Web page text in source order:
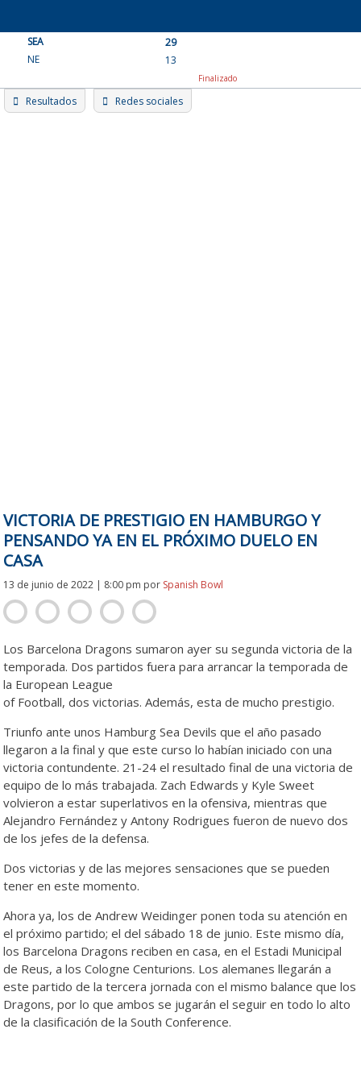
content
SEA
29
NE
13
Finalizado
Resultados Redes sociales
VICTORIA DE PRESTIGIO EN HAMBURGO Y
PENSANDO YA EN EL PRÓXIMO DUELO EN
CASA
13 de junio de 2022 | 8:00 pm por Spanish Bowl
Los Barcelona Dragons sumaron ayer su segunda victoria de la
temporada. Dos partidos fuera para arrancar la temporada de
la European League
of Football, dos victorias. Además, esta de mucho prestigio.
Triunfo ante unos Hamburg Sea Devils que el año pasado
llegaron a la final y que este curso lo habían iniciado con una
victoria contundente. 21-24 el resultado final de una victoria de
equipo de lo más trabajada. Zach Edwards y Kyle Sweet
volvieron a estar superlativos en la ofensiva, mientras que
Alejandro Fernández y Antony Rodrigues fueron de nuevo dos
de los jefes de la defensa.
Dos victorias y de las mejores sensaciones que se pueden
tener en este momento.
Ahora ya, los de Andrew Weidinger ponen toda su atención en
el próximo partido; el del sábado 18 de junio. Este mismo día,
los Barcelona Dragons reciben en casa, en el Estadi Municipal
de Reus, a los Cologne Centurions. Los alemanes llegarán a
este partido de la tercera jornada con el mismo balance que los
Dragons, por lo que ambos se jugarán el seguir en todo lo alto
de la clasificación de la South Conference.